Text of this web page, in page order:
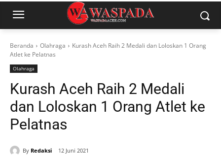
Beranda Olahraga
Kurash Aceh Raih 2 Medali dan Loloskan 1 Orang
Atlet ke Pelatnas
Olahraga
Kurash Aceh Raih 2 Medali
dan Loloskan 1 Orang Atlet ke
Pelatnas
By Redaksi 12 Juni 2021